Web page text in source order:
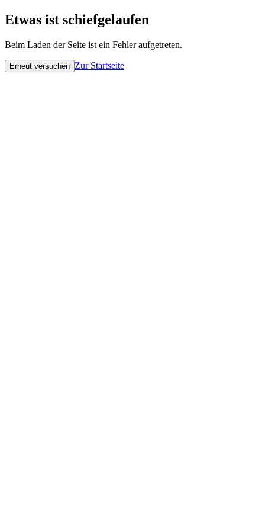
Etwas ist schiefgelaufen
Beim Laden der Seite ist ein Fehler aufgetreten.
Erneut versuchen Zur Startseite